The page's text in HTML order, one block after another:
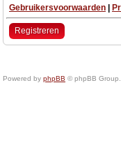
Gebruikersvoorwaarden
Registreren
Powered by phpBB © phpBB Group.